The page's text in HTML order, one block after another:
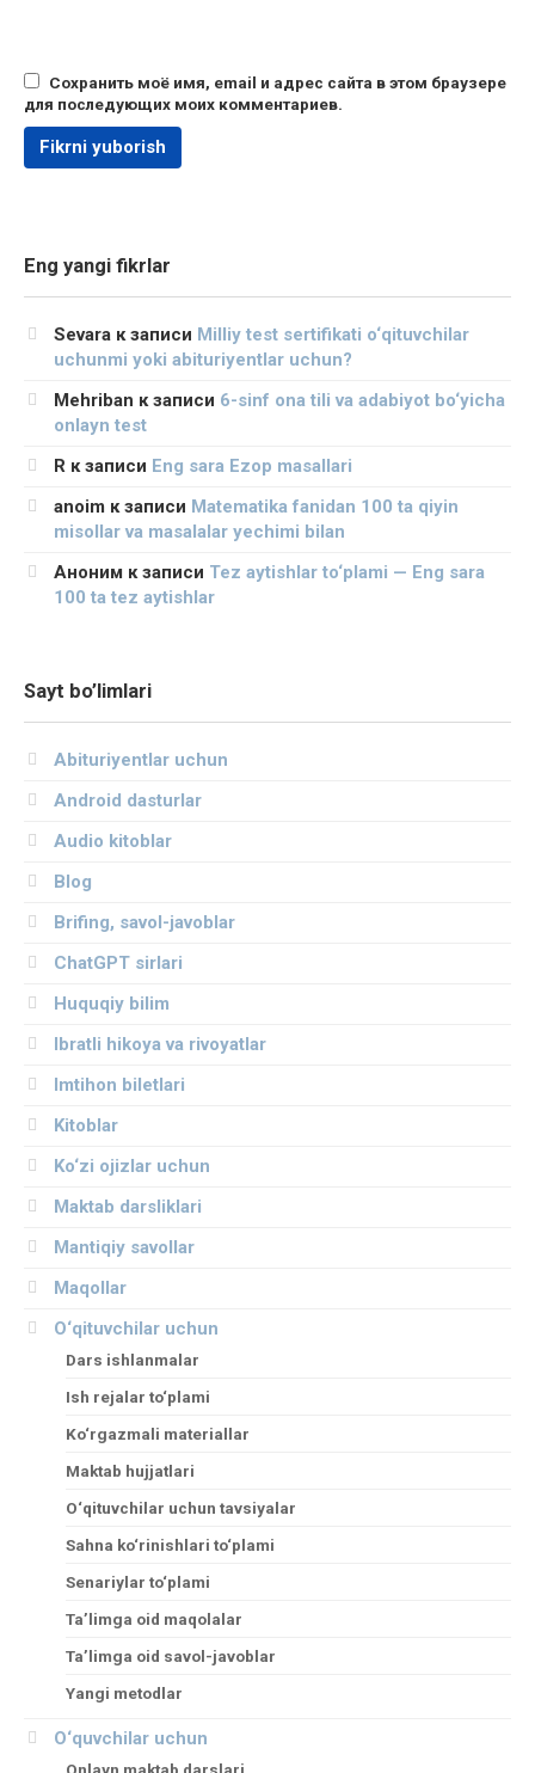
Сохранить моё имя, email и адрес сайта в этом браузере
для последующих моих комментариев.
Eng yangi fikrlar
Sevara к записи Milliy test sertifikati o‘qituvchilar
uchunmi yoki abituriyentlar uchun?
Mehriban к записи 6-sinf ona tili va adabiyot bo‘yicha
onlayn test
R к записи Eng sara Ezop masallari
anoim к записи Matematika fanidan 100 ta qiyin
misollar va masalalar yechimi bilan
Аноним к записи Tez aytishlar to‘plami — Eng sara
100 ta tez aytishlar
Sayt bo’limlari
Abituriyentlar uchun
Android dasturlar
Audio kitoblar
Blog
Brifing, savol-javoblar
ChatGPT sirlari
Huquqiy bilim
Ibratli hikoya va rivoyatlar
Imtihon biletlari
Kitoblar
Ko‘zi ojizlar uchun
Maktab darsliklari
Mantiqiy savollar
Maqollar
O‘qituvchilar uchun
Dars ishlanmalar
Ish rejalar to‘plami
Ko‘rgazmali materiallar
Maktab hujjatlari
O‘qituvchilar uchun tavsiyalar
Sahna ko‘rinishlari to‘plami
Senariylar to‘plami
Ta’limga oid maqolalar
Ta’limga oid savol-javoblar
Yangi metodlar
O‘quvchilar uchun